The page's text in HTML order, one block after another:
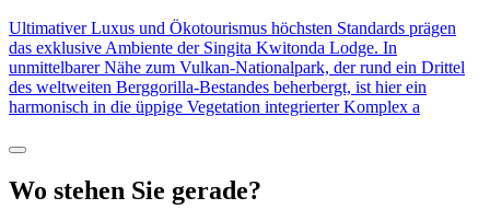
Ultimativer Luxus und Ökotourismus höchsten Standards prägen
das exklusive Ambiente der Singita Kwitonda Lodge. In
unmittelbarer Nähe zum Vulkan-Nationalpark, der rund ein Drittel
des weltweiten Berggorilla-Bestandes beherbergt, ist hier ein
harmonisch in die üppige Vegetation integrierter Komplex a
Wo stehen Sie gerade?